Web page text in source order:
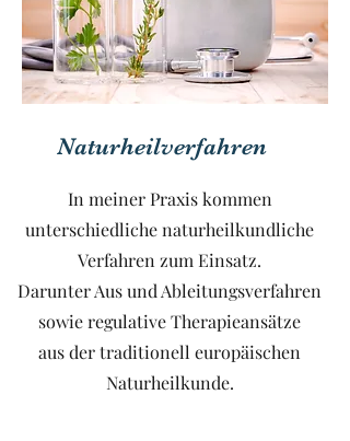
Naturheilverfahren
In meiner Praxis kommen
unterschiedliche naturheilkundliche
Verfahren zum Einsatz.
Darunter Aus und Ableitungsverfahren
sowie regulative Therapieansätze
aus der traditionell europäischen
Naturheilkunde.